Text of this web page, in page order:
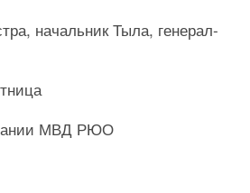
начальник Тыла, генерал-
МВД РЮО